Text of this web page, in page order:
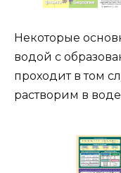
Некоторые
водой с
проходит в том
растворим в